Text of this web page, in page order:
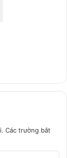
Các trường bắt